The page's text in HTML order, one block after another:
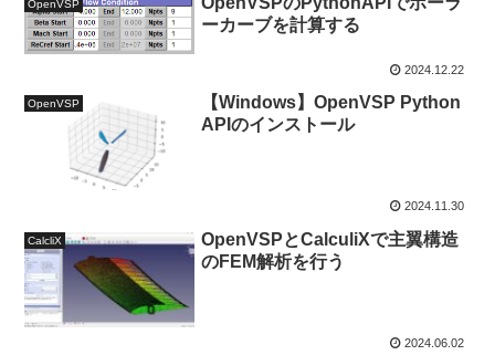
OpenVSP
ーカーブを計算する
2024.12.22
OpenVSP
【Windows】OpenVSP Python
APIのインストール
2024.11.30
CalcliX
OpenVSPとCalculiXで主翼構造
のFEM解析を行う
2024.06.02